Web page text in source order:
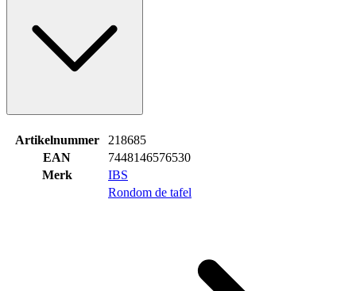
Artikelnummer
218685
EAN
7448146576530
Merk
IBS
Rondom de tafel